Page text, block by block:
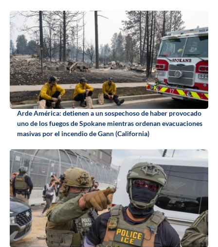
Arde América: detienen a un sospechoso de haber provocado
uno de los fuegos de Spokane mientras ordenan evacuaciones
masivas por el incendio de Gann (California)